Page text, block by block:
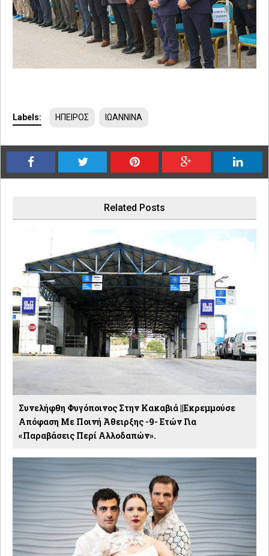
Labels: ΗΠΕΙΡΟΣ ΙΩΑΝΝΙΝΑ
Related Posts
Συνελήφθη Φυγόποινος Στην Κακαβιά ||Εκρεμμούσε
Απόφαση Με Ποινή Άθειρξης -9- Ετών Για
«παραβάσεις Περί Αλλοδαπών».